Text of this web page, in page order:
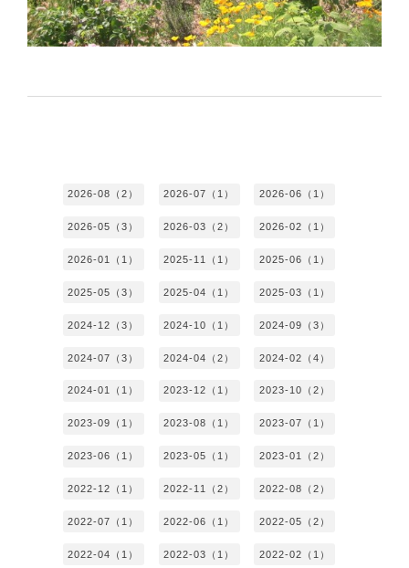
2026-08（2） 2026-07（1） 2026-06（1）
2026-05（3） 2026-03（2） 2026-02（1）
2026-01（1） 2025-11（1） 2025-06（1）
2025-05（3） 2025-04（1） 2025-03（1）
2024-12（3） 2024-10（1） 2024-09（3）
2024-07（3） 2024-04（2） 2024-02（4）
2024-01（1） 2023-12（1） 2023-10（2）
2023-09（1） 2023-08（1） 2023-07（1）
2023-06（1） 2023-05（1） 2023-01（2）
2022-12（1） 2022-11（2） 2022-08（2）
2022-07（1） 2022-06（1） 2022-05（2）
2022-04（1） 2022-03（1） 2022-02（1）